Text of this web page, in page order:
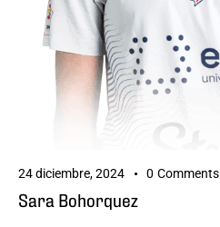
24 diciembre, 2024 0 Comments
Sara Bohorquez